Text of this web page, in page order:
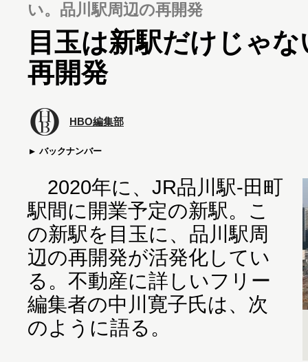
い。品川駅周辺の再開発
目玉は新駅だけじゃ
再開発
HBO編集部
バックナンバー
2020年に、JR品川駅‐田町
駅間に開業予定の新駅。こ
の新駅を目玉に、品川駅周
辺の再開発が活発化してい
る。不動産に詳しいフリー
編集者の中川寛子氏は、次
のように語る。